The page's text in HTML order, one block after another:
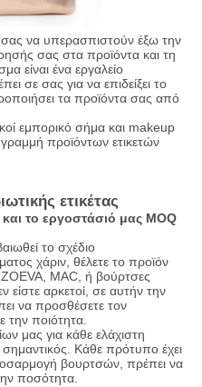
σας να υπερασπιστούν έξω την
σας στα προϊόντα και τη
είναι ένα εργαλείο
σε σας για να επιδείξει το
τα προϊόντα σας από
εμπορικό σήμα και makeup
γραμμή προϊόντων ετικετών
ετικέτας
το εργοστάσιό μας MOQ
το σχέδιο
χάριν, θέλετε το προϊόν
MAC, ή βούρτσες
είστε αρκετοί, σε αυτήν την
να προσθέσετε τον
ποιότητα.
μας για κάθε ελάχιστη
σημαντικός. Κάθε πρότυπο έχει
βουρτσών, πρέπει να
ποσότητα.